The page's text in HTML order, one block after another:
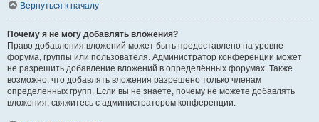
Вернуться к началу
Почему я не могу добавлять вложения?
Право добавления вложений может быть предоставлено на уровне
форума, группы или пользователя. Администратор конференции может
не разрешить добавление вложений в определённых форумах. Также
возможно, что добавлять вложения разрешено только членам
определённых групп. Если вы не знаете, почему не можете добавлять
вложения, свяжитесь с администратором конференции.